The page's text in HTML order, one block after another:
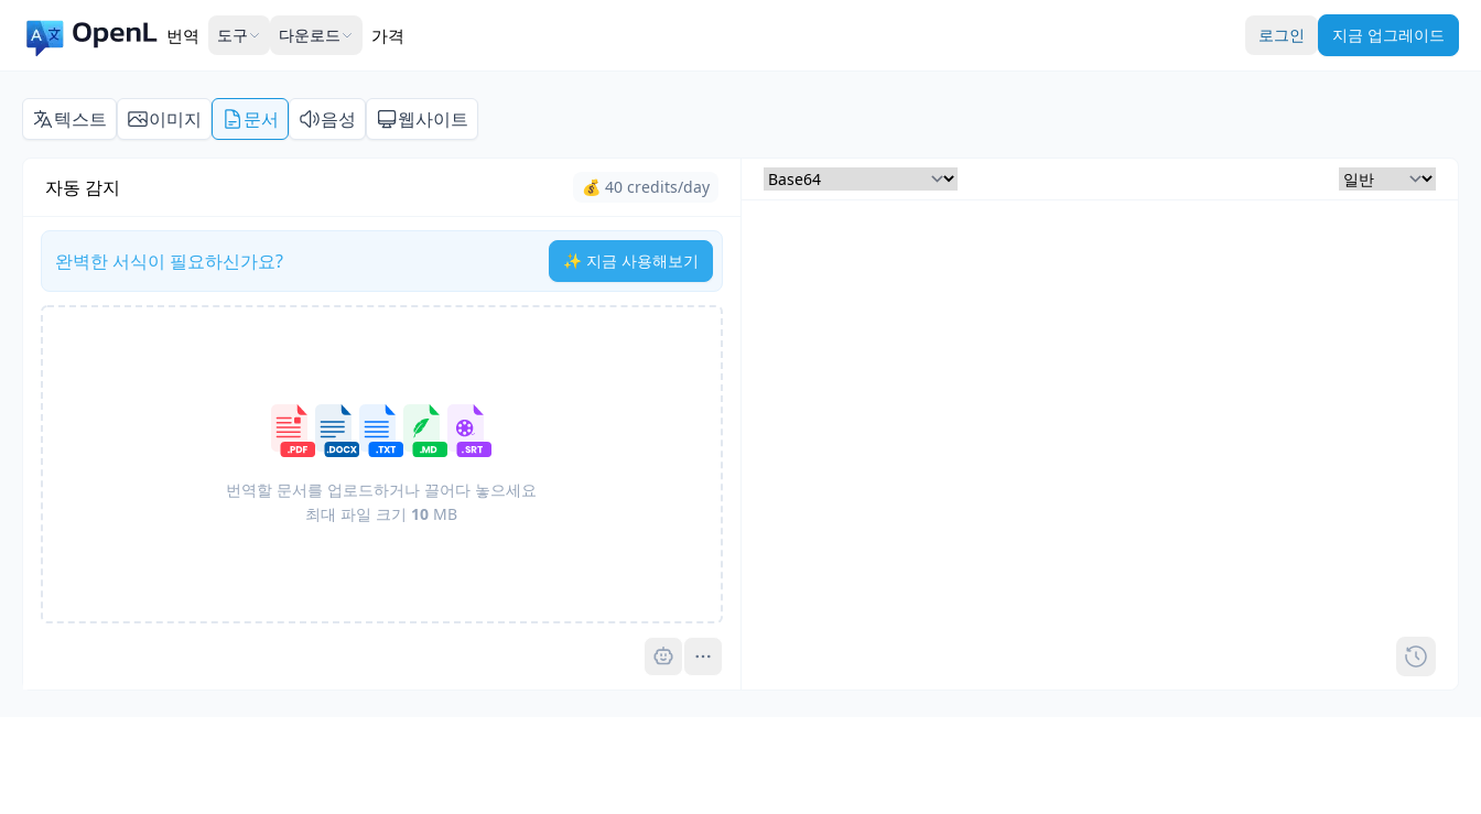
번역 도구 다운로드 가격 로그인 지금 업그레이드
텍스트 이미지 문서 음성 웹사이트
자동 감지 💰 40 credits/day
완벽한 서식이 필요하신가요? ✨ 지금 사용해보기
번역할 문서를 업로드하거나 끌어다 놓으세요
최대 파일 크기 10 MB
Pro